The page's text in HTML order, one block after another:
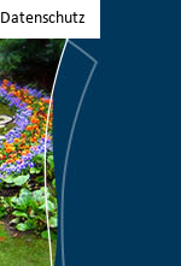
Datenschutz